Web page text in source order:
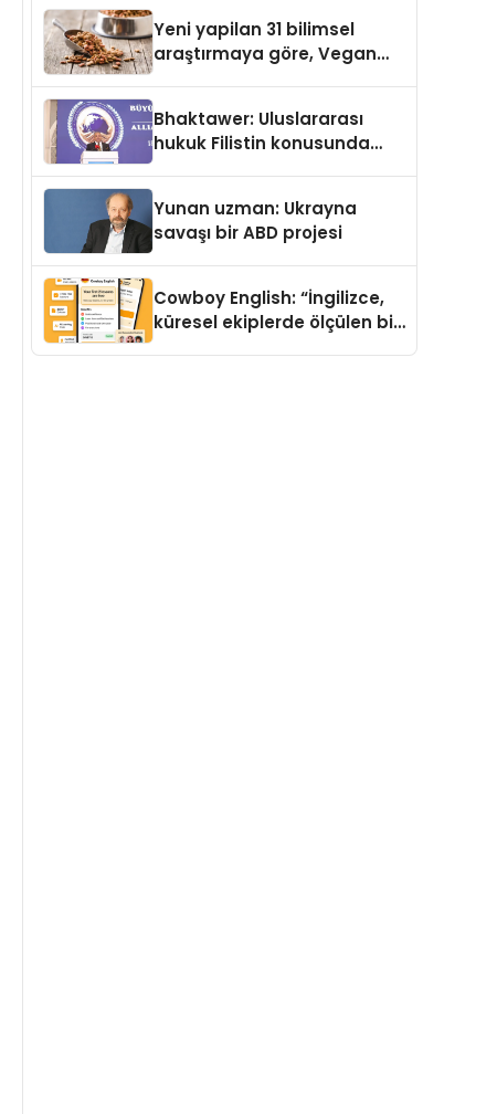
Yeni yapilan 31 bilimsel
araştırmaya göre, Vegan
Sindirildiğini Ortaya Koydu
Bhaktawer: Uluslararası
hukuk Filistin konusunda
Yunan uzman: Ukrayna
savaşı bir ABD projesi
Cowboy English: “İngilizce,
küresel ekiplerde ölçülen bir